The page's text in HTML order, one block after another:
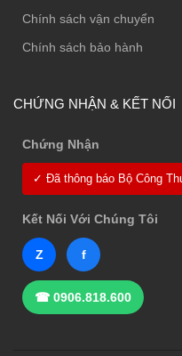
Chính sách vận chuyển
Chính sách bảo hành
CHỨNG NHẬN & KẾT NỐI
Chứng Nhận
✓ Đã thông báo Bộ Công
Kết Nối Với Chúng Tôi
Z f
☎ 0906.818.600